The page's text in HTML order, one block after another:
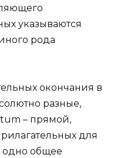
указываются
рода
окончания в
разные,
– прямой,
для
одно общее